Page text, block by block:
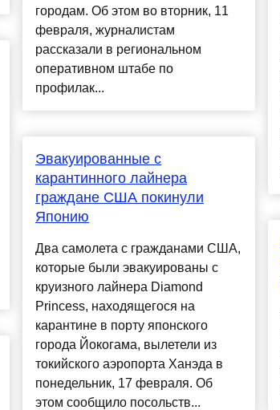
городам. Об этом во вторник, 11
февраля, журналистам
рассказали в региональном
оперативном штабе по
профилак...
Эвакуированные с
карантинного лайнера
граждане США покинули
Японию
Два самолета с гражданами США,
которые были эвакуированы с
круизного лайнера Diamond
Princess, находящегося на
карантине в порту японского
города Йокогама, вылетели из
токийского аэропорта Ханэда в
понедельник, 17 февраля. Об
этом сообщило посольств...